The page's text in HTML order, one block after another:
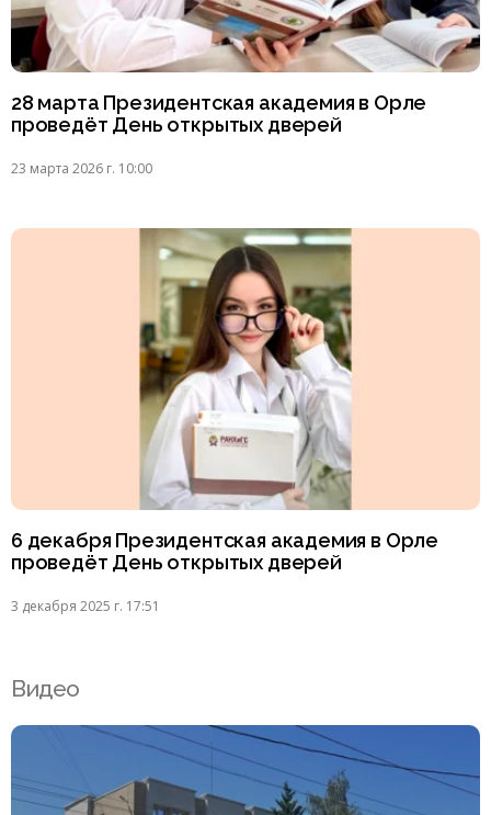
28 марта Президентская академия в Орле
проведёт День открытых дверей
23 марта 2026 г. 10:00
6 декабря Президентская академия в Орле
проведёт День открытых дверей
3 декабря 2025 г. 17:51
Видео